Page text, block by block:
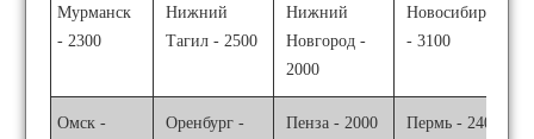
Мурманск
- 2300
Нижний
Тагил - 2500
Нижний
Новгород -
2000
Новосибирск
- 3100
Омск -
Оренбург -
Пенза - 2000 Пермь - 2400